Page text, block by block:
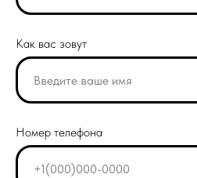
Как вас зовут
Номер телефона